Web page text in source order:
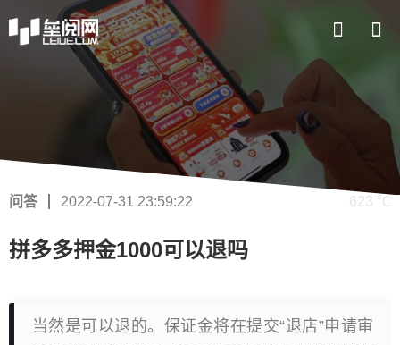
问答 2022-07-31 23:59:22 623 ℃
拼多多押金1000可以退吗
当然是可以退的。保证金将在提交“退店”申请审